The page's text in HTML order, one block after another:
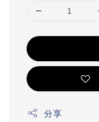
分享